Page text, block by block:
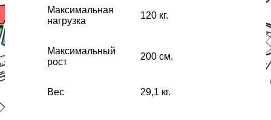
Максимальная
нагрузка
120 кг.
Максимальный
рост
200 см.
Вес 29,1 кг.